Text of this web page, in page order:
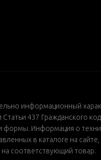
информационный
437 Гражданского
Информация о
в каталоге на сайте,
соответствующий товар.